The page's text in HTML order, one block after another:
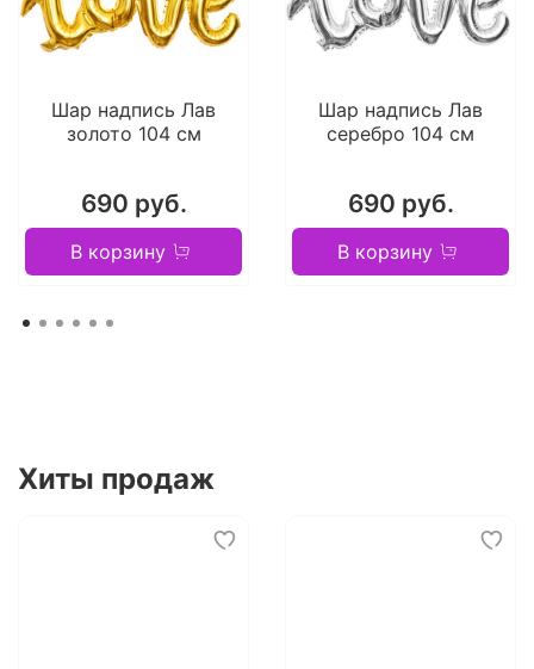
Шар надпись Лав
золото 104 см
690 руб.
В корзину
Шар надпись Лав
серебро 104 см
690 руб.
В корзину
Хиты продаж